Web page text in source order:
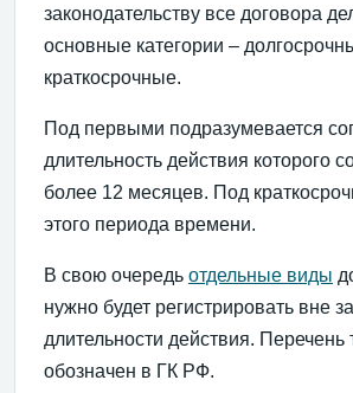
законодательству все договора
основные категории –
краткосрочные.
Под первыми подразумевается
длительность действия которого
более 12 месяцев. Под
этого периода времени.
В свою очередь отдельные виды
нужно будет регистрировать вне
длительности действия. Перечень
обозначен в ГК РФ.